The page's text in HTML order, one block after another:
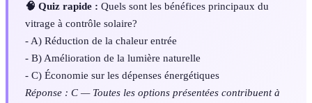
🧠 Quiz rapide : Quels sont les bénéfices principaux du
vitrage à contrôle solaire?
- A) Réduction de la chaleur entrée
- B) Amélioration de la lumière naturelle
- C) Économie sur les dépenses énergétiques
Réponse : C — Toutes les options présentées contribuent à